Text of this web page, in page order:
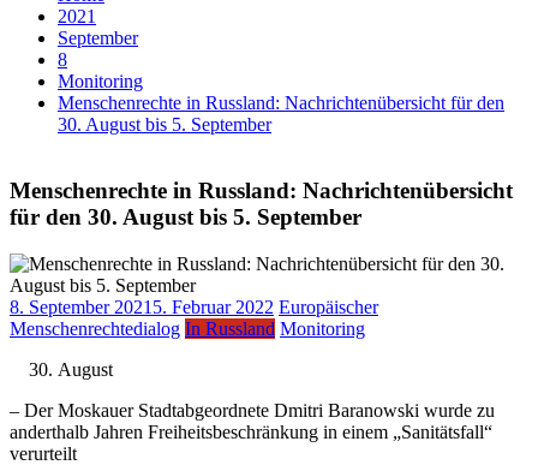
2021
September
8
Monitoring
Menschenrechte in Russland: Nachrichtenübersicht für den
30. August bis 5. September
Menschenrechte in Russland: Nachrichtenübersicht
für den 30. August bis 5. September
8. September 2021 5. Februar 2022 Europäischer
Menschenrechtedialog In Russland Monitoring
August
– Der Moskauer Stadtabgeordnete Dmitri Baranowski wurde zu
anderthalb Jahren Freiheitsbeschränkung in einem „Sanitätsfall“
verurteilt